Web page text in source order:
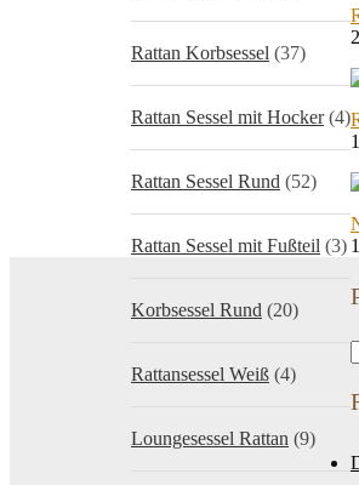
Rattan Korbsessel (37)
Rattan Sessel mit Hocker (4)
Rattan Sessel Rund (52)
Rattan Sessel mit Fußteil (3)
Korbsessel Rund (20)
Rattansessel Weiß (4)
Loungesessel Rattan (9)